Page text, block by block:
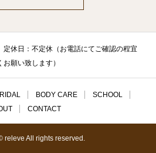
日：不定休（お電話にてご確認の程宜
お願い致します）
BODY CARE
SCHOOL
CONTACT
releve All rights reserved.